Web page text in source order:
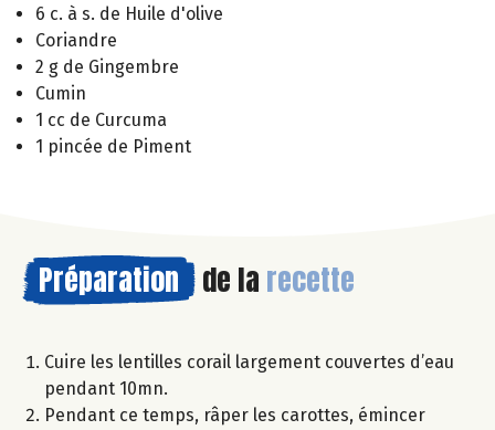
6 c. à s. de Huile d'olive
Coriandre
2 g de Gingembre
Cumin
1 cc de Curcuma
1 pincée de Piment
Préparation de la recette
Cuire les lentilles corail largement couvertes d’eau
pendant 10mn.
Pendant ce temps, râper les carottes, émincer